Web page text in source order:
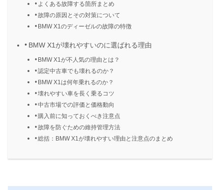
よくある故障する箇所まとめ
故障の原因とその対策について
BMW X1のディーゼルの故障の特徴
BMW X1が壊れやすいのに選ばれる理由
BMW X1が不人気の理由とは？
認定中古車でも壊れるのか？
BMW X1は何年乗れるのか？
壊れやすい車を長く乗るコツ
中古市場での評価と価格動向
購入前に知っておくべき注意点
故障を防ぐための維持管理方法
総括：BMW X1が壊れやすい理由と注意点のまとめ